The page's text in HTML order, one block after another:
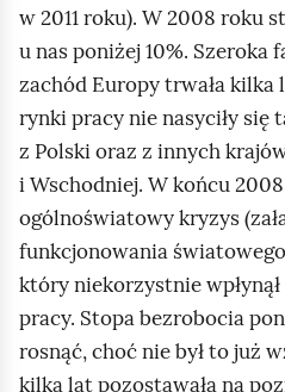
w 2011 roku). W 2008 roku
u nas poniżej 10%. Szeroka
zachód Europy trwała
rynki pracy nie nasyciły się
z Polski oraz z innych
i Wschodniej. W końcu
ogólnoświatowy kryzys
funkcjonowania
który niekorzystnie
pracy. Stopa bezrobocia
rosnąć, choć nie był to już
kilka lat pozostawała na